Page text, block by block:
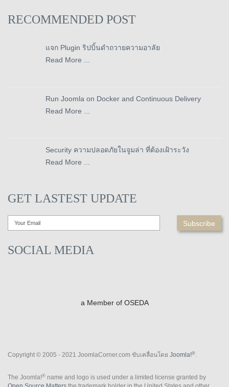
RECOMMENDED POST
แจก Plugin ริปบิ้นดำถวายความอาลัย
Read More ...
Run Joomla on Docker and Continuous Delivery
Read More ...
Security ความปลอดภัยในจูมล่า ที่ต้องเฝ้าระวัง
Read More ...
GET LASTEST UPDATE
SOCIAL MEDIA
a Member of OSEDA
Copyright © 2005 - 2021 JoomlaCorner.com ขับเคลื่อนโดย Joomla!®.
The Joomla!® name and logo is used under a limited license granted by